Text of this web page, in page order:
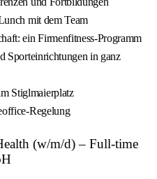
mit dem Team
ein Firmenfitness-Programm
Sporteinrichtungen in ganz
Stiglmaierplatz
Regelung
(w/m/d) – Full-time